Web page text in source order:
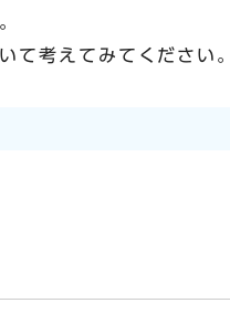
て考えてみてください。